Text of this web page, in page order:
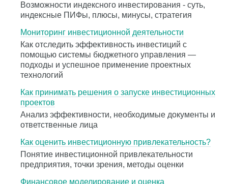
Возможности индексного инвестирования - суть,
индексные ПИФы, плюсы, минусы, стратегия
Мониторинг инвестиционной деятельности
Как отследить эффективность инвестиций с
помощью системы бюджетного управления —
подходы и успешное применение проектных
технологий
Как принимать решения о запуске инвестиционных
проектов
Анализ эффективности, необходимые документы и
ответственные лица
Как оценить инвестиционную привлекательность?
Понятие инвестиционной привлекательности
предприятия, точки зрения, методы оценки
Финансовое моделирование и оценка